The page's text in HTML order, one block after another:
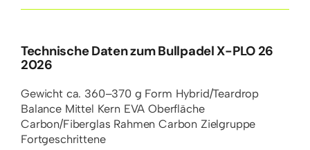
Technische Daten zum Bullpadel X-PLO 26
2026
Gewicht ca. 360–370 g Form Hybrid/Teardrop
Balance Mittel Kern EVA Oberfläche
Carbon/Fiberglas RahmenCarbon Zielgruppe
Fortgeschrittene